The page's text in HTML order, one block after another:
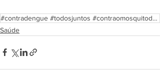
#contradengue #todosjuntos #contraomosquitodadengue #semsa #proteger #endemias #saúde #juntossomosma
Saúde